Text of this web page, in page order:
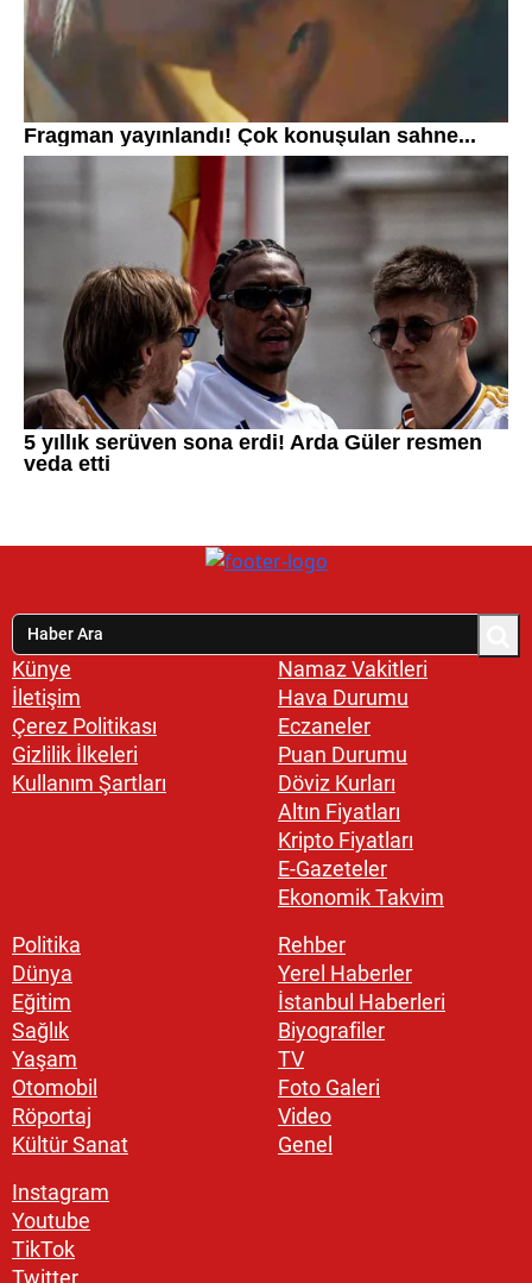
Künye
İletişim
Çerez Politikası
Gizlilik İlkeleri
Kullanım Şartları
Namaz Vakitleri
Hava Durumu
Eczaneler
Puan Durumu
Döviz Kurları
Altın Fiyatları
Kripto Fiyatları
E-Gazeteler
Ekonomik Takvim
Politika
Dünya
Eğitim
Sağlık
Yaşam
Otomobil
Röportaj
Kültür Sanat
Rehber
Yerel Haberler
İstanbul Haberleri
Biyografiler
TV
Foto Galeri
Video
Genel
Instagram
Youtube
TikTok